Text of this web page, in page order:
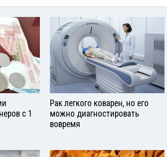
с 1
Рак легкого коварен, но его
можно диагностировать
вовремя